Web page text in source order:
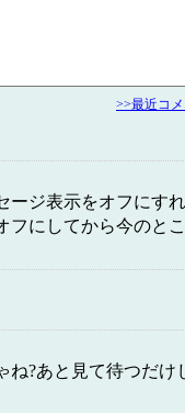
>>最近コ
ージ表示をオフにす
フにしてから今のと
?あと見て待つだけ